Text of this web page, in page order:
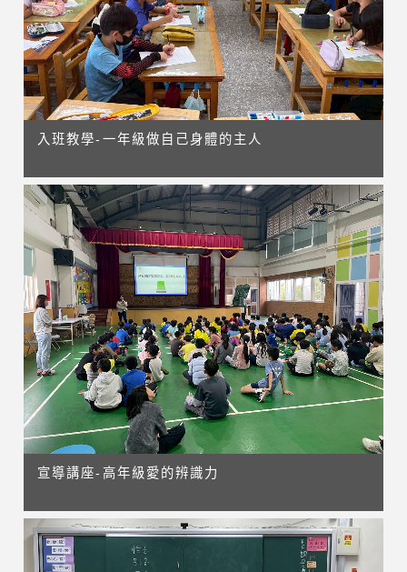
入班教學-一年級做自己身體的主人
宣導講座-高年級愛的辨識力